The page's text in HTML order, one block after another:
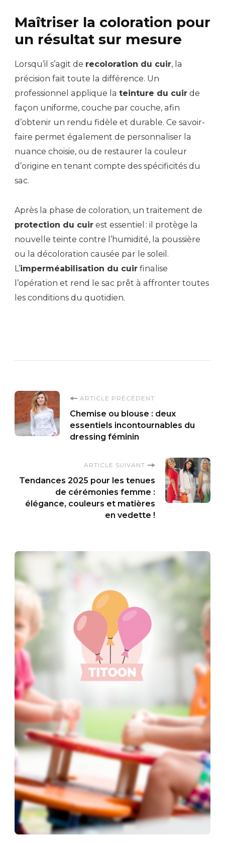
Maîtriser la coloration pour
un résultat sur mesure
Lorsqu’il s’agit de recoloration du cuir, la
précision fait toute la différence. Un
professionnel applique la teinture du cuir de
façon uniforme, couche par couche, afin
d’obtenir un rendu fidèle et durable. Ce savoir-
faire permet également de personnaliser la
nuance choisie, ou de restaurer la couleur
d’origine en tenant compte des spécificités du
sac.
Après la phase de coloration, un traitement de
protection du cuir est essentiel : il protège la
nouvelle teinte contre l’humidité, la poussière
ou la décoloration causée par le soleil.
L’imperméabilisation du cuir finalise
l’opération et rend le sac prêt à affronter toutes
les conditions du quotidien.
Navigation
d'article
ARTICLE PRÉCÉDENT
Chemise ou blouse : deux
essentiels incontournables du
dressing féminin
ARTICLE SUIVANT
Tendances 2025 pour les tenues
de cérémonies femme :
élégance, couleurs et matières
en vedette !